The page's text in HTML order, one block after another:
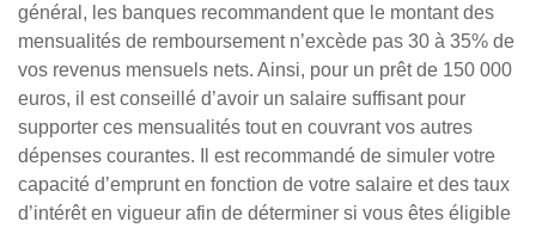
général, les banques recommandent que le montant des
mensualités de remboursement n’excède pas 30 à 35% de
vos revenus mensuels nets. Ainsi, pour un prêt de 150 000
euros, il est conseillé d’avoir un salaire suffisant pour
supporter ces mensualités tout en couvrant vos autres
dépenses courantes. Il est recommandé de simuler votre
capacité d’emprunt en fonction de votre salaire et des taux
d’intérêt en vigueur afin de déterminer si vous êtes éligible